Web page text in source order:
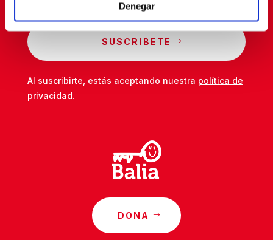
Denegar
SUSCRIBETE
Al suscribirte, estás aceptando nuestra política de
privacidad.
DONA